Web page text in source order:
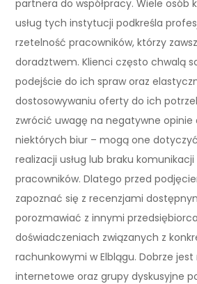
partnera do współpracy. Wiele osób
usług tych instytucji podkreśla
rzetelność pracowników, którzy
doradztwem. Klienci często chwalą
podejście do ich spraw oraz
dostosowywaniu oferty do ich
zwrócić uwagę na negatywne
niektórych biur – mogą one
realizacji usług lub braku
pracowników. Dlatego przed
zapoznać się z recenzjami
porozmawiać z innymi
doświadczeniach związanych z
rachunkowymi w Elblągu. Dobrze
internetowe oraz grupy dyskusyjne